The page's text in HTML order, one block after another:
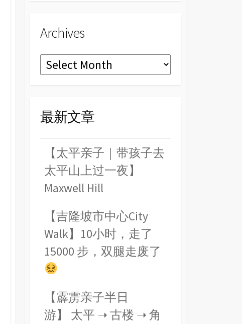
Archives
Archives
最新文章
【太平亲子｜带孩子去
太平山上过一夜】
Maxwell Hill
【吉隆坡市中心City
Walk】10小时，走了
15000 步，双腿走废了
【霹雳亲子半日
游】 太平 ➝ 古楼 ➝ 角